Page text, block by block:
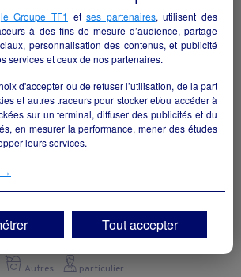
bureau, entrepôt..
Montcenis - 71710
Autres particulier
le Groupe TF1 etses partenaires, utilisent des
à des fins de mesure d’audience, partage
personnalisation des contenus, et publicité
services et ceux de nos partenaires.
d'accepter ou de refuser l’utilisation, de la part
et autres traceurs pour stocker et/ou accéder à
sur un terminal, diffuser des publicités et du
en mesurer la performance, mener des études
leurs services.
accepter, les fonctionnalités liées à la
Seuls lescookies/traceurs techniquesseront
terminal.
vos choix en cliquant sur "Tout accepter",
ou "Paramétrer", et les modifier à tout
→
Tout accepter